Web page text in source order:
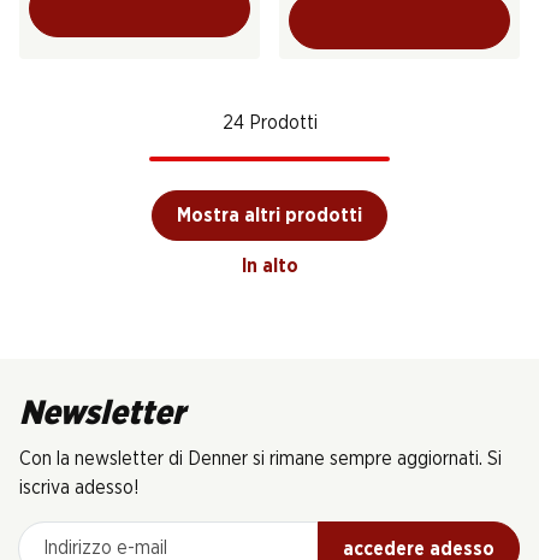
24 Prodotti
Mostra altri prodotti
In alto
Newsletter
Con la newsletter di Denner si rimane sempre aggiornati. Si
iscriva adesso!
Indirizzo e-mail
accedere adesso